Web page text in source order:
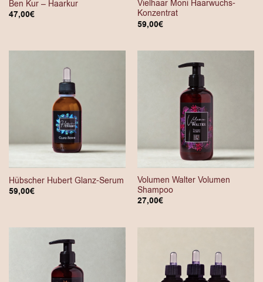
Ben Kur – Haarkur
47,00€
Vielhaar Moni Haarwuchs-
Konzentrat
59,00€
Hübscher Hubert Glanz-Serum
59,00€
Volumen Walter Volumen
Shampoo
27,00€